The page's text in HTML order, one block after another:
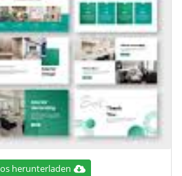
herunterladen